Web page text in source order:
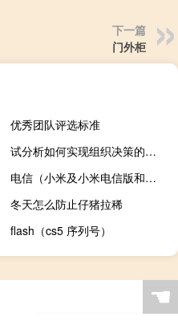
下一篇
门外柜
优秀团队评选标准
试分析如何实现组织决策的民主化
电信（小米及小米电信版和标准版有什么区别）
冬天怎么防止仔猪拉稀
flash（cs5 序列号）
☚